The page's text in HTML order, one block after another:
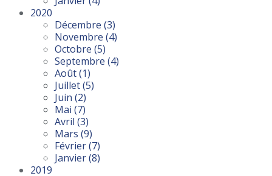
2020
Décembre (3)
Novembre (4)
Octobre (5)
Septembre (4)
Août(1)
Juillet(5)
Juin (2)
Mai (7)
Avril (3)
Mars (9)
Février(7)
Janvier(8)
2019